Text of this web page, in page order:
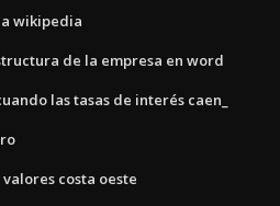
wikipedia
de la empresa en word
las tasas de interés caen_
costa oeste